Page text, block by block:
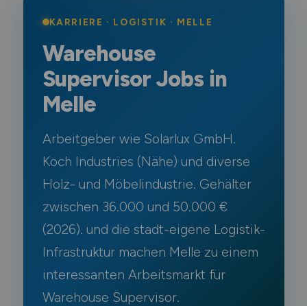
KARRIERE · LOGISTIK · MELLE
Warehouse
Supervisor Jobs in
Melle
Arbeitgeber wie Solarlux GmbH.
Koch Industries (Nähe) und diverse
Holz- und Möbelindustrie. Gehälter
zwischen 36.000 und 50.000 €
(2026). und die stadt-eigene Logistik-
Infrastruktur machen Melle zu einem
interessanten Arbeitsmarkt für
Warehouse Supervisor.